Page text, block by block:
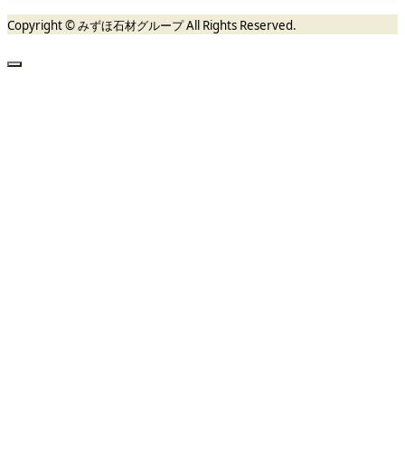
Copyright © みずほ石材グループ All Rights Reserved.